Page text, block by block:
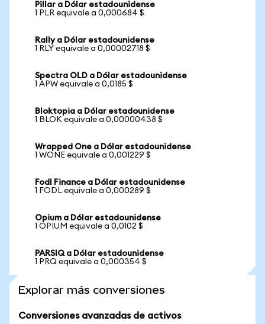
Pillar a Dólar estadounidense
1 PLR equivale a 0,000684 $
Rally a Dólar estadounidense
1 RLY equivale a 0,00002718 $
Spectra OLD a Dólar estadounidense
1 APW equivale a 0,0185 $
Bloktopia a Dólar estadounidense
1 BLOK equivale a 0,00000438 $
Wrapped One a Dólar estadounidense
1 WONE equivale a 0,001229 $
Fodl Finance a Dólar estadounidense
1 FODL equivale a 0,000289 $
Opium a Dólar estadounidense
1 OPIUM equivale a 0,0102 $
PARSIQ a Dólar estadounidense
1 PRQ equivale a 0,000354 $
Explorar más conversiones
Conversiones avanzadas de activos